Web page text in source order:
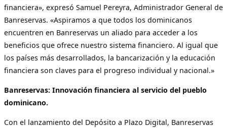
financiera», expresó Samuel Pereyra, Administrador General de
Banreservas. «Aspiramos a que todos los dominicanos
encuentren en Banreservas un aliado para acceder a los
beneficios que ofrece nuestro sistema financiero. Al igual que
los países más desarrollados, la bancarización y la educación
financiera son claves para el progreso individual y nacional.»
Banreservas: Innovación financiera al servicio del pueblo
dominicano.
Con el lanzamiento del Depósito a Plazo Digital, Banreservas